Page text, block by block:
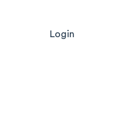
Login